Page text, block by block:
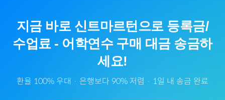
지금 바로 신트마르턴으로 등록금/
수업료- 어학연수구매 대금 송금하
세요!
환율 100% 우대 · 은행보다 90% 저렴 · 1일 내 송금 완료